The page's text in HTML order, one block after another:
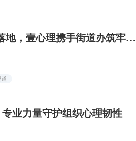
地，壹心理携手街道办筑牢社
业力量守护组织心理韧性